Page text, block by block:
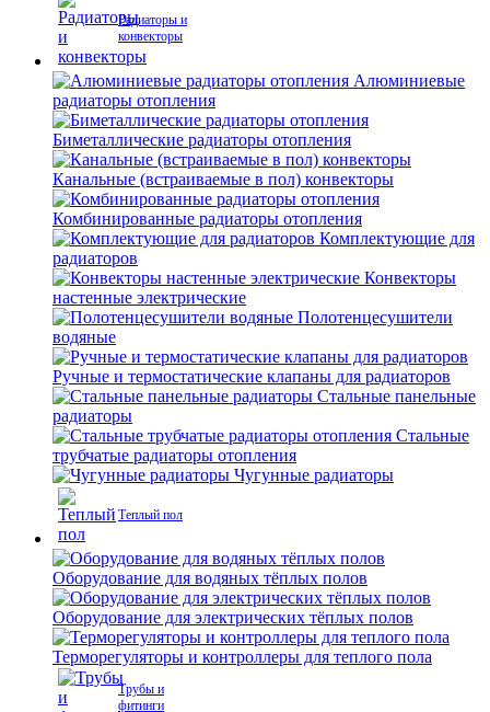
Радиаторы и
конвекторы
Алюминиевые
радиаторы отопления
Биметаллические радиаторы отопления
Канальные (встраиваемые в пол) конвекторы
Комбинированные радиаторы отопления
Комплектующие для
радиаторов
Конвекторы
настенные электрические
Полотенцесушители
водяные
Ручные и термостатические клапаны для радиаторов
Стальные панельные
радиаторы
Стальные
трубчатые радиаторы отопления
Чугунные радиаторы
Теплый пол
Оборудование для водяных тёплых полов
Оборудование для электрических тёплых полов
Терморегуляторы и контроллеры для теплого пола
Трубы и
фитинги